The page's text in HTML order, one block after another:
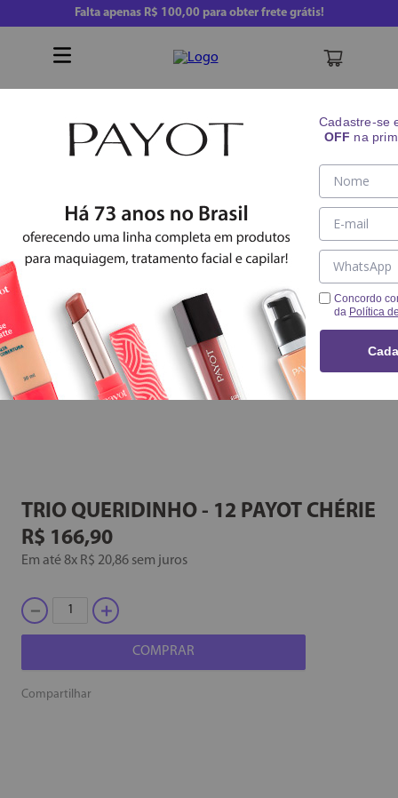
Falta apenas R$ 100,00para obter frete grátis!
TRIO QUERIDINHO - 12 PAYOT CHÉRIE
R$ 166,90
Em até8x R$ 20,86 sem juros
＋
－
COMPRAR
Compartilhar
Cadastre-se
OFF na
Concordo
da Política